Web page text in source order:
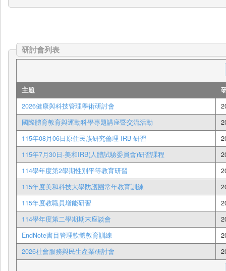
研討會列表
主題
2026健康與科技管理學術研討會
國際體育教育與運動科學專題講座暨交流活動
115年08月06日原住民族研究倫理 IRB 研習
115年7月30日-美和IRB(人體試驗委員會)研習課程
114學年度第2學期性別平等教育研習
115年度美和科技大學防護團常年教育訓練
115年度教職員增能研習
114學年度第二學期期末座談會
EndNote書目管理軟體教育訓練
2026社會服務與民生產業研討會